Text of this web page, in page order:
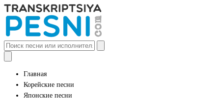
Главная
Корейские песни
Японские песни